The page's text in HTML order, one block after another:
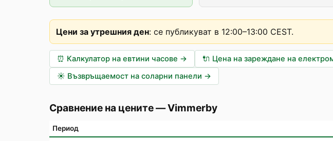
Цени за утрешния ден: се публикуват в 12:00–13:00 CEST.
⏰ Калкулатор на евтини часове → 🔌 Цена на зареждане на
☀️ Възвръщаемост на соларни панели →
Сравнение на цените—Vimmerby
Период